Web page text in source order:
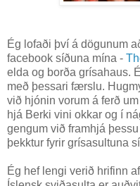
Ég lofaði því á dögunum
facebook síðuna mína -
elda og borða grísahaus.
með þessari færslu.
við hjónin vorum á ferð
hjá Berki vini okkar og í
gengum við framhjá
þekktur fyrir grísasultuna
Ég hef lengi verið hrifinn